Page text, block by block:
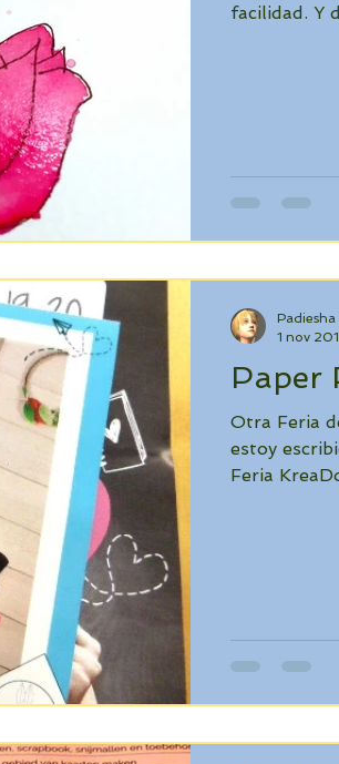
facilidad. Y
Paper
Otra Feria
estoy
Feria
Padiesha
1 nov